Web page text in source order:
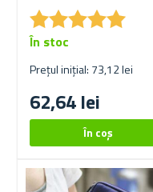
★★★★★
★★★★★
Prețul inițial: 73,12 lei
62,64 lei
În stoc